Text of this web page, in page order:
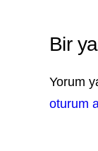
Bir
Yorum
oturum